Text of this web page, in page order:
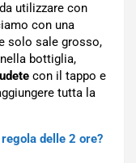
utilizzare con
con una
solo sale grosso,
nella bottiglia,
con il tappo e
tutta la
delle 2 ore?